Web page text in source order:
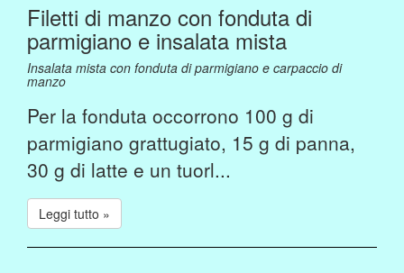
Filetti di manzo con fonduta di
parmigiano e insalata mista
Insalata mista con fonduta di parmigiano e carpaccio di
manzo
Per la fonduta occorrono 100 g di
parmigiano grattugiato, 15 g di panna,
30 g di latte e un tuorl...
Leggi tutto »